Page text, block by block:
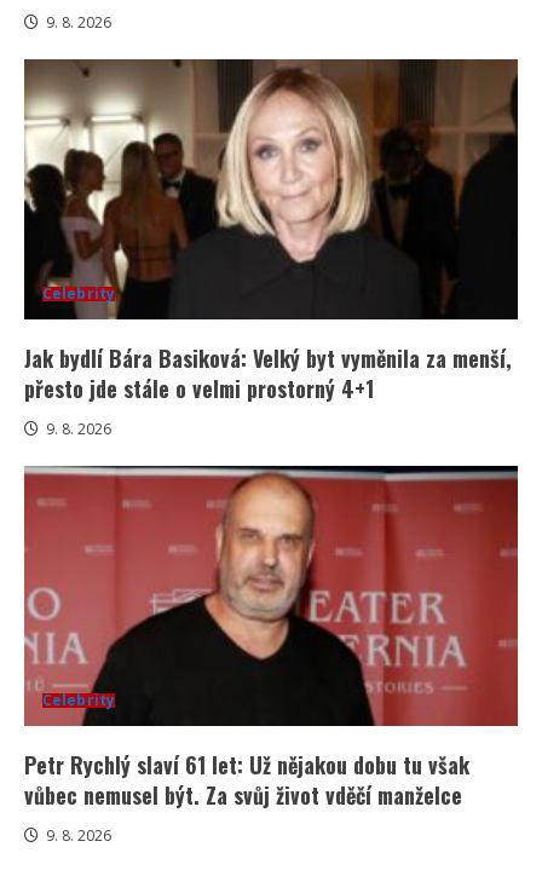
9. 8. 2026
Celebrity
Jak bydlí Bára Basiková: Velký byt vyměnila za menší,
přesto jde stále o velmi prostorný 4+1
9. 8. 2026
Celebrity
Petr Rychlý slaví 61 let: Už nějakou dobu tu však
vůbec nemusel být. Za svůj život vděčí manželce
9. 8. 2026